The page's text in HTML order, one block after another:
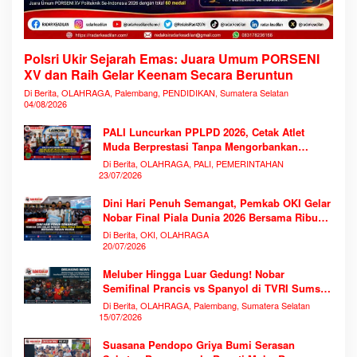
Polsri Ukir Sejarah Emas: Juara Umum PORSENI
XV dan Raih Gelar Keenam Secara Beruntun
Di Berita, OLAHRAGA, Palembang, PENDIDIKAN, Sumatera Selatan
04/08/2026
PALI Luncurkan PPLPD 2026, Cetak Atlet
Muda Berprestasi Tanpa Mengorbankan
Pendidikan
Di Berita, OLAHRAGA, PALI, PEMERINTAHAN
23/07/2026
Dini Hari Penuh Semangat, Pemkab OKI Gelar
Nobar Final Piala Dunia 2026 Bersama Ribuan
Warga
Di Berita, OKI, OLAHRAGA
20/07/2026
Meluber Hingga Luar Gedung! Nobar
Semifinal Prancis vs Spanyol di TVRI Sumsel
Memecahkan Rekor Antusiasme
Di Berita, OLAHRAGA, Palembang, Sumatera Selatan
15/07/2026
Suasana Pendopo Griya Bumi Serasan